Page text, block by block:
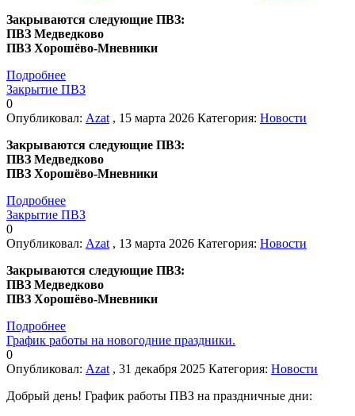
Закрываются следующие ПВЗ:
ПВЗ Медведково
ПВЗ Хорошёво-Мневники
Подробнее
Закрытие ПВЗ
0
Опубликовал: Azat , 15 марта 2026 Категория: Новости
Закрываются следующие ПВЗ:
ПВЗ Медведково
ПВЗ Хорошёво-Мневники
Подробнее
Закрытие ПВЗ
0
Опубликовал: Azat , 13 марта 2026 Категория: Новости
Закрываются следующие ПВЗ:
ПВЗ Медведково
ПВЗ Хорошёво-Мневники
Подробнее
График работы на новогодние праздники.
0
Опубликовал: Azat , 31 декабря 2025 Категория: Новости
Добрый день! График работы ПВЗ на праздничные дни: